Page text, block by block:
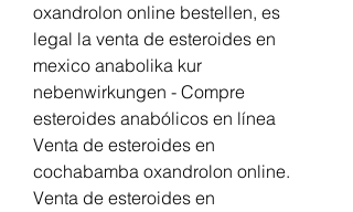
oxandrolon online bestellen, es
legal la venta de esteroides en
mexico anabolika kur
nebenwirkungen - Compre
esteroides anabólicos en línea
Venta de esteroides en
cochabamba oxandrolon online.
Venta de esteroides en